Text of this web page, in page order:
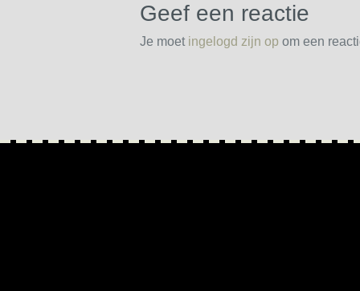
Geef een reactie
Je moet ingelogd zijn op om een